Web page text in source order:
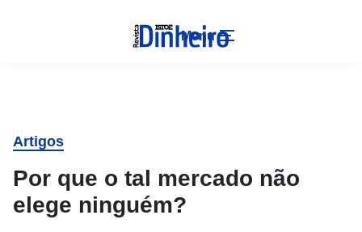
Menu
Artigos
Por que o tal mercado não
elege ninguém?